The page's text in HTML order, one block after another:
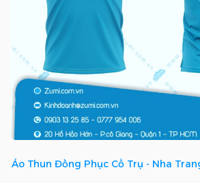
Áo Thun Đồng Phục Cổ Trụ - Nha